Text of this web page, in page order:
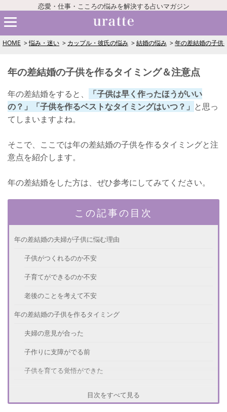
恋愛・仕事・こころの悩みを解決する占いマガジン
HOME 悩み・迷い カップル・彼氏の悩み 結婚の悩み 年の差結婚の子供
年の差結婚の子供を作るタイミング＆注意点
年の差結婚をすると、
「子供は早く作ったほうがいい
の？」「子供を作るベストなタイミングはいつ？」 と思っ
てしまいますよね。
そこで、ここでは年の差結婚の子供を作るタイミングと注
意点を紹介します。
年の差結婚をした方は、ぜひ参考にしてみてください。
この記事の目次
年の差結婚の夫婦が子供に悩む理由
子供がつくれるのか不安
子育てができるのか不安
老後のことを考えて不安
年の差結婚の子供を作るタイミング
夫婦の意見が合った
子作りに支障がでる前
子供を育てる覚悟ができた
目次をすべて見る